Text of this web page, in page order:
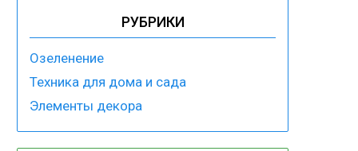
РУБРИКИ
Озеленение
Техника для дома и сада
Элементы декора